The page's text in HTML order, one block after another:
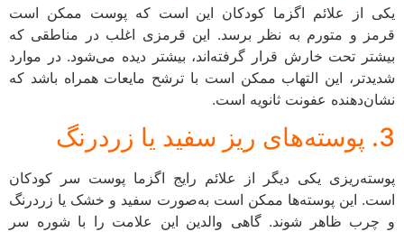
یکی از علائم اگزما کودکان این است که پوست ممکن است
قرمز و متورم به نظر برسد. این قرمزی اغلب در مناطقی که
بیشتر تحت خارش قرار گرفته‌اند، بیشتر دیده می‌شود. در موارد
شدیدتر، این التهاب ممکن است با ترشح مایعات همراه باشد که
نشان‌دهنده عفونت ثانویه است.
3. پوسته‌های ریز سفید یا زردرنگ
پوسته‌ریزی یکی دیگر از علائم رایج اگزما پوست سر کودکان
است. این پوسته‌ها ممکن است به‌صورت سفید و خشک یا زردرنگ
و چرب ظاهر شوند. گاهی والدین این علامت را با شوره سر